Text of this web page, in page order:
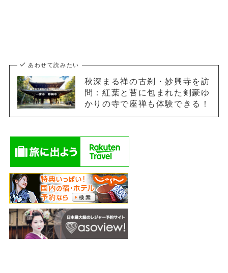
あわせて読みたい
秋深まる禅の古刹・妙興寺を訪
問：紅葉と苔に包まれた剣豪ゆ
かりの寺で座禅も体験できる！